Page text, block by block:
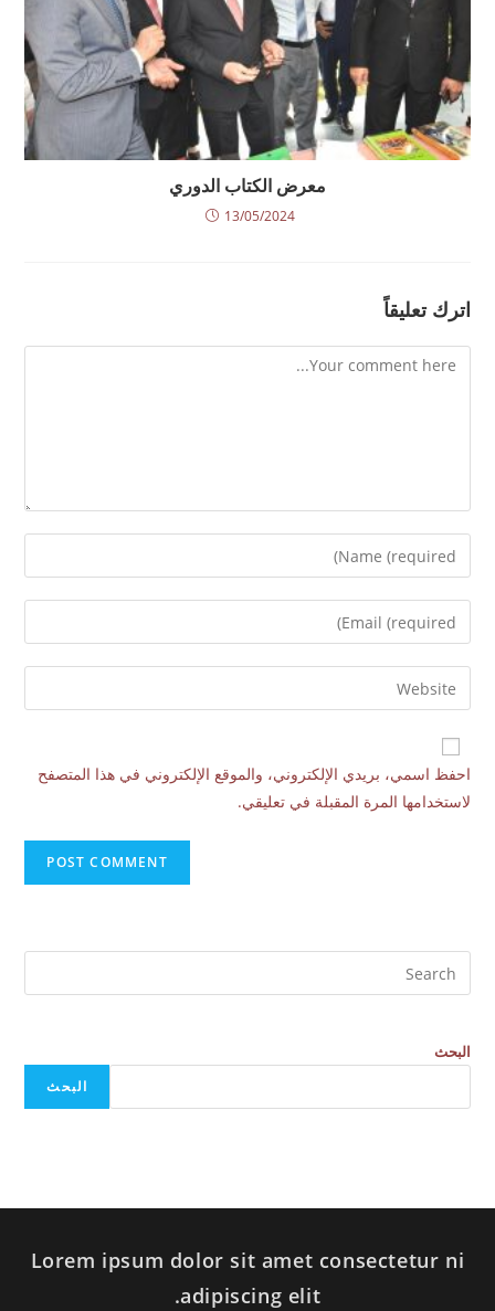
معرض الكتاب الدوري
13/05/2024
اترك تعليقاً
احفظ اسمي، بريدي الإلكتروني، والموقع الإلكتروني في هذا المتصفح
لاستخدامها المرة المقبلة في تعليقي.
البحث
البحث
Lorem ipsum dolor sit amet consectetur ni
adipiscing elit.